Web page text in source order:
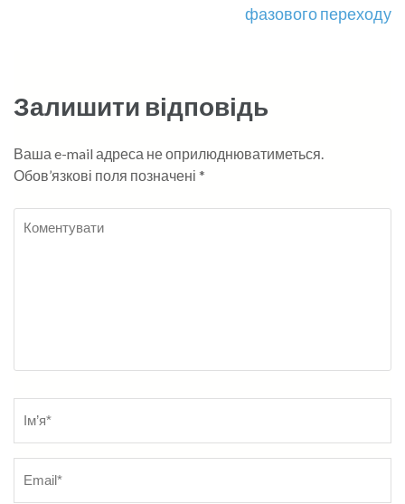
фазового переходу
Залишити відповідь
Ваша e-mail адреса не оприлюднюватиметься.
Обов’язкові поля позначені *